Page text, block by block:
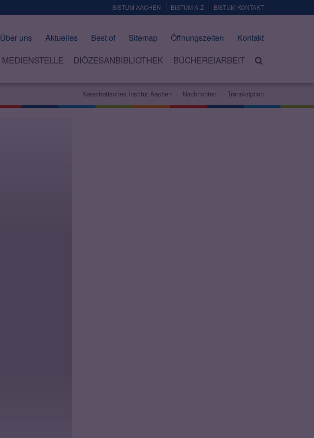
BISTUM AACHEN BISTUM A-Z BISTUM KONTAKT
Über uns Aktuelles Best of Sitemap Öffnungszeiten Kontakt
MEDIENSTELLE DIÖZESANBIBLIOTHEK BÜCHEREIARBEIT
Katechetisches Institut Aachen Nachrichten Transkription